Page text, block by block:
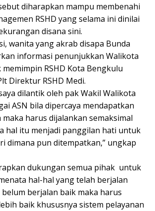
diharapkan mampu membenahi
RSHD yang selama ini dinilai
disana sini.
wanita yang akrab disapa Bunda
informasi penunjukkan Walikota
RSHD Kota Bengkulu
Direktur RSHD Medi.
dilantik oleh pak Wakil Walikota
ASN bila dipercaya mendapatkan
harus dijalankan semaksimal
hal itu menjadi panggilan hati untuk
dimana pun ditempatkan,” ungkap
dukungan semua pihak untuk
hal-hal yang telah berjalan
belum berjalan baik maka harus
baik khususnya sistem pelayanan